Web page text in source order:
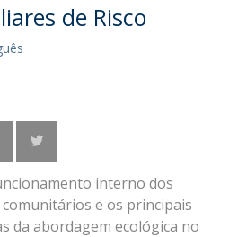
de Risco
interno dos
e os principais
da abordagem ecológica no